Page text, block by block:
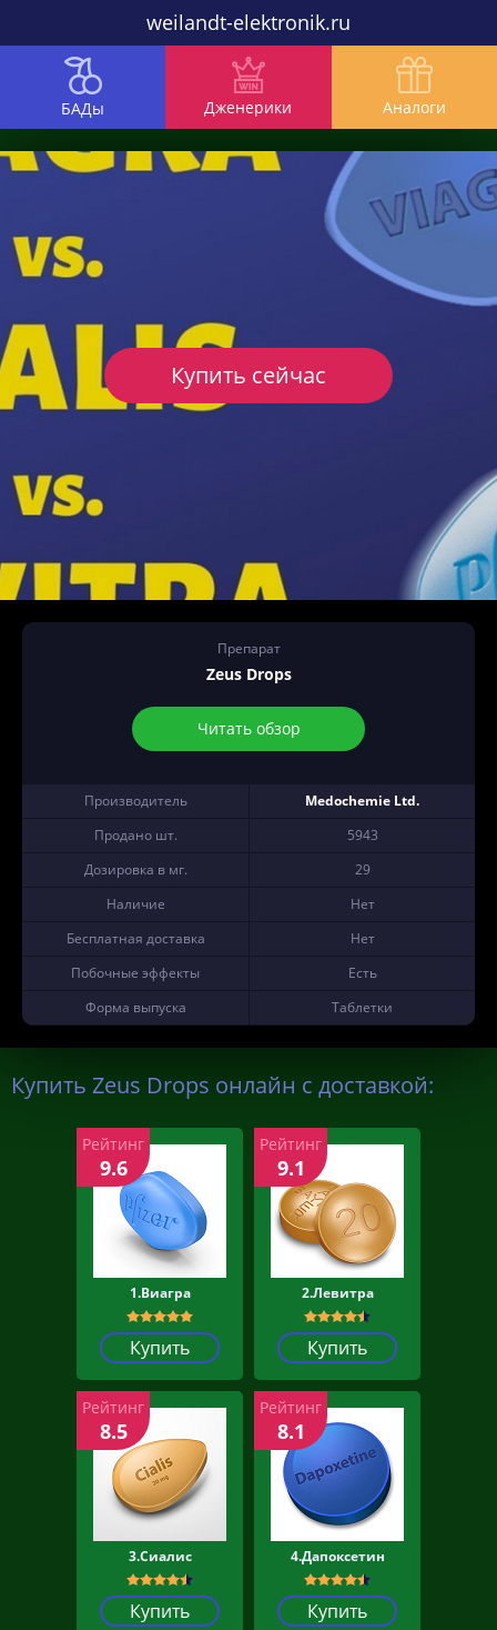
weilandt-elektronik.ru
БАДы Дженерики Аналоги
Препарат
Zeus Drops
Читать обзор
Производитель
Medochemie Ltd.
Продано шт.
5943
Дозировка в мг.
29
Наличие
Нет
Бесплатная доставка
Нет
Побочные эффекты
Есть
Форма выпуска
Таблетки
Купить сейчас
Купить Zeus Drops онлайн с доставкой:
1.Виагра
Купить
Рейтинг
9.6
2.Левитра
Купить
Рейтинг
9.1
3.Сиалис
Купить
Рейтинг
8.5
4.Дапоксетин
Купить
Рейтинг
8.1